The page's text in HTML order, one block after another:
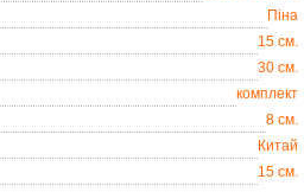
Піна
15 см.
30 см.
комплект
8 см.
Китай
15 см.